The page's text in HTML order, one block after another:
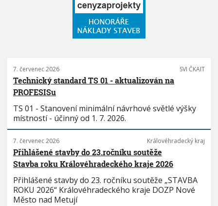
7. červenec 2026 SVI ČKAIT
Technický standard TS 01 - aktualizován na
PROFESISu
TS 01 - Stanovení minimální návrhové světlé výšky
místností - účinný od 1. 7. 2026.
7. červenec 2026 Královéhradecký kraj
Přihlášené stavby do 23.ročníku soutěže
Stavba roku Královéhradeckého kraje 2026
Přihlášené stavby do 23. ročníku soutěže „STAVBA
ROKU 2026“ Královéhradeckého kraje DOZP Nové
Město nad Metují